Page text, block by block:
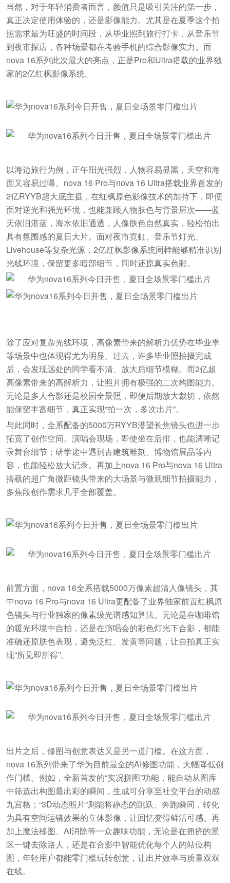
当然，对于年轻消费者而言，颜值只是吸引关注的第一步，
真正决定使用体验的，还是影像能力。尤其是在夏季这个拍
照需求最为旺盛的时间段，从毕业照到旅行打卡，从音乐节
到夜市探店，各种场景都在考验手机的综合影像实力。而
nova 16系列此次最大的亮点，正是Pro和Ultra搭载的业界独
家的2亿红枫影像系统。
以海边旅行为例，正午阳光强烈，人物容易显黑，天空和海
面又容易过曝。nova 16 Pro与nova 16 Ultra搭载业界首发的
2亿RYYB超大底主摄，在红枫原色影像技术的加持下，即便
面对逆光和强光环境，也能兼顾人物肤色与背景层次——蓝
天依旧湛蓝，海水依旧通透，人像肤色自然真实，轻松拍出
具有氛围感的夏日大片。面对夜市霓虹、音乐节灯光、
Livehouse等复杂光源，2亿红枫影像系统同样能够精准识别
光线环境，保留更多暗部细节，同时还原真实色彩。
除了应对复杂光线环境，高像素带来的解析力优势在毕业季
等场景中也体现得尤为明显。过去，许多毕业照拍摄完成
后，会发现远处的同学看不清、放大后细节模糊。而2亿超
高像素带来的高解析力，让照片拥有极强的二次构图能力。
无论是多人合影还是校园全景照，即便后期放大裁切，依然
能保留丰富细节，真正实现“拍一次，多次出片”。
与此同时，全系配备的5000万RYYB潜望长焦镜头也进一步
拓宽了创作空间。演唱会现场，即使坐在后排，也能清晰记
录舞台细节；研学途中遇到古建筑雕刻、博物馆展品等内
容，也能轻松放大记录。再加上nova 16 Pro与nova 16 Ultra
搭载的超广角微距镜头带来的大场景与微观细节拍摄能力，
多焦段创作需求几乎全部覆盖。
前置方面，nova 16全系搭载5000万像素超清人像镜头，其
中nova 16 Pro与nova 16 Ultra更配备了业界独家前置红枫原
色镜头与行业独家的像素级光谱感知算法。无论是在咖啡馆
的暖光环境中自拍，还是在演唱会的彩色灯光下合影，都能
准确还原肤色表现，避免泛红、发黄等问题，让自拍真正实
现“所见即所得”。
出片之后，修图与创意表达又是另一道门槛。在这方面，
nova 16系列带来了华为目前最全的AI修图功能，大幅降低创
作门槛。例如，全新首发的“实况拼图”功能，能自动从图库
中筛选出构图最出彩的瞬间，生成可分享至社交平台的动感
九宫格；“3D动态照片”则能将静态的跳跃、奔跑瞬间，转化
为具有空间运镜效果的立体影像，让回忆变得鲜活可感。再
加上魔法移图、AI消除等一众趣味功能，无论是在拥挤的景
区一键去除路人，还是在合影中智能优化每个人的站位构
图，年轻用户都能零门槛玩转创意，让出片效率与质量双双
在线。